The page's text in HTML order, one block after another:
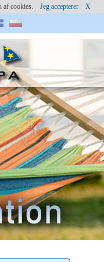
af cookies. Jeg accepterer
X